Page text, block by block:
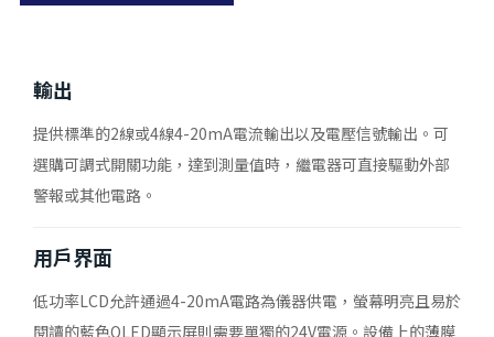
輸出
提供標準的2線或4線4-20mA電流輸出以及電壓信號輸出。可
選購可調式開關功能，達到測量值時，繼電器可直接驅動外部
警報或其他電路。
用戶界面
低功率LCD允許通過4-20mA電路為儀器供電，螢幕明亮且易於
閱讀的藍色OLED顯示屏則需要單獨的24V電源。設備上的薄膜